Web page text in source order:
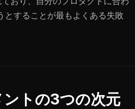
とすることが最もよくある失敗
トの3つの次元